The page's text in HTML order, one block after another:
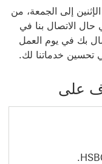
إلى الجمعة، من
4:30 مساءً. وفي حال الاتصال بنا في
بك في يوم العمل
تحسين خدماتنا لك.
على